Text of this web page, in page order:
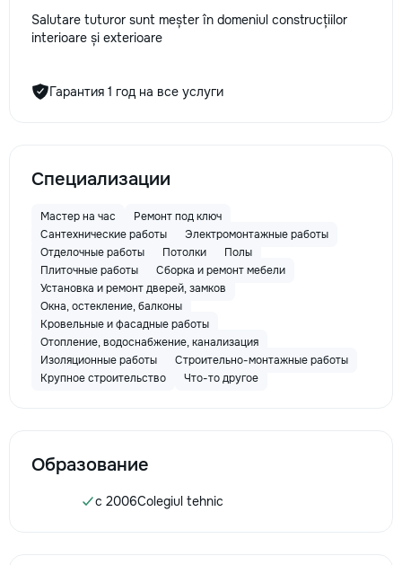
Salutare tuturor sunt meșter în domeniul construcțiilor
interioare și exterioare
Гарантия 1 год на все услуги
Специализации
Мастер на час
Ремонт под ключ
Сантехнические работы
Электромонтажные работы
Отделочные работы
Потолки
Полы
Плиточные работы
Сборка и ремонт мебели
Установка и ремонт дверей, замков
Окна, остекление, балконы
Кровельные и фасадные работы
Отопление, водоснабжение, канализация
Изоляционные работы
Строительно-монтажные работы
Крупное строительство
Что-то другое
Образование
c 2006Colegiul tehnic